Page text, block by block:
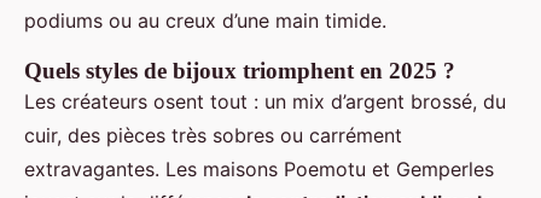
podiums ou au creux d’une main timide.
Quels styles de bijoux triomphent en 2025 ?
Les créateurs osent tout : un mix d’argent brossé, du
cuir, des pièces très sobres ou carrément
extravagantes. Les maisons Poemotu et Gemperles